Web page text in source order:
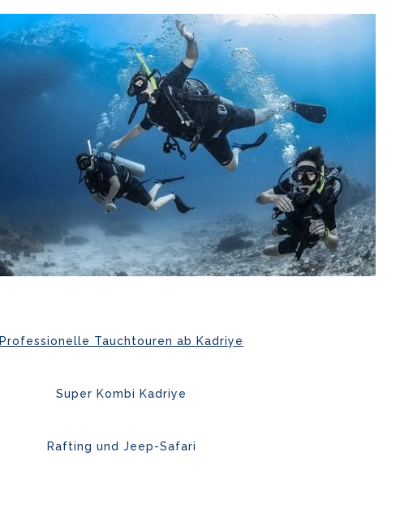
Professionelle Tauchtouren ab Kadriye
Super Kombi Kadriye
Rafting und Jeep-Safari